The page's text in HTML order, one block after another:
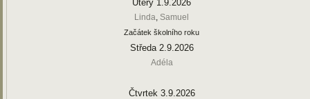
Úterý 1.9.2026
Linda, Samuel
Začátek školního roku
Středa 2.9.2026
Adéla
Čtvrtek 3.9.2026